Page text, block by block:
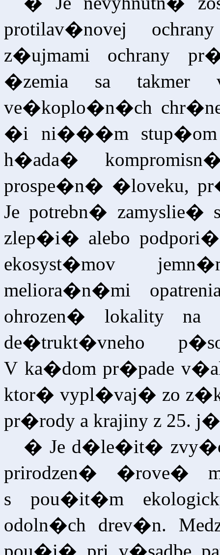
protilav�novej
z�ujmami ochrany
�zemia sa takmer
ve�koplo�n�ch
�i ni���m stup�om
h�ada�
prospe�n� �loveku,
Je potrebn�
zlep�i� alebo
ekosyst�mov
meliora�n�mi
ohrozen� lokality na
de�trukt�vneho
V ka�dom pr�pade
ktor� vypl�vaj� zo
pr�rody a krajiny z 25.
� Je d�le�it�
prirodzen� �rove�
s pou�it�m
odoln�ch drev�n.